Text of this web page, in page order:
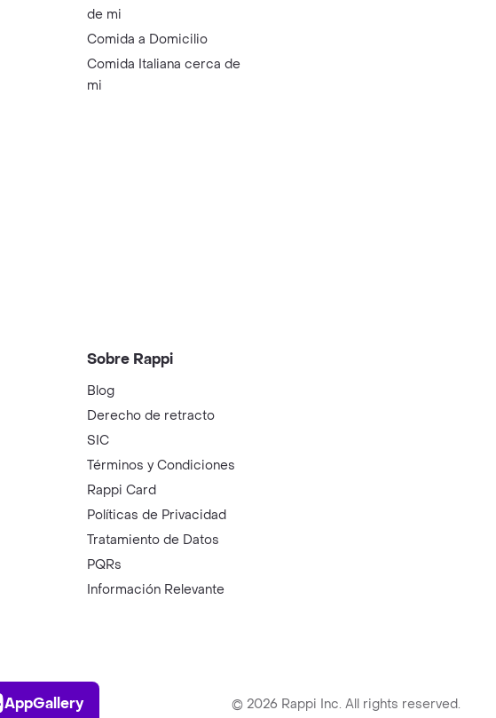
de mi
Comida a Domicilio
Comida Italiana cerca de
mi
Sobre Rappi
Blog
Derecho de retracto
SIC
Términos y Condiciones
Rappi Card
Políticas de Privacidad
Tratamiento de Datos
PQRs
Información Relevante
AppGallery
AppGallery © 2026 Rappi Inc. All rights reserved.